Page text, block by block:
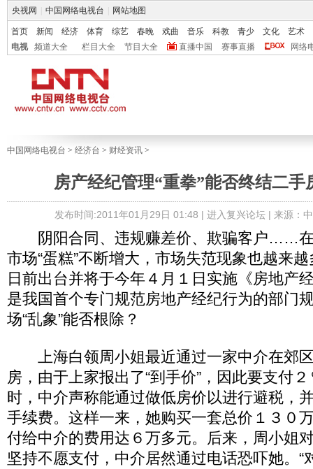
央视网 中国网络电视台 网站地图
首页 新闻 经济 体育 综艺 春晚 戏曲 音乐 科教 青少 文化
艺术
电视
频道大全 栏目大全 节目大全 直播中国 赛事直播 网络
中国网络电视台 > 经济台 > 财经资讯 >
房产经纪管理“重拳”能否终结二手
发布时间:2011年01月29日 01:48 | 进入复兴论坛 | 来源：
阴阳合同、违规赚差价、欺骗客户……在
市场“蛋糕”不断增大，市场失范现象也越来
日前出台并将于今年４月１日实施《房地产
是我国首个专门规范房地产经纪行为的部门
场“乱象”能否根除？
上海白领周小姐最近通过一家中介在郊
房，由于上家报出了“到手价”，因此要支付
时，中介声称能通过做低房价以进行避税，
手续费。这样一来，她购买一套总价１３０
付给中介的费用达６万多元。后来，周小姐
坚持不愿支付，中介居然通过电话恐吓她。“